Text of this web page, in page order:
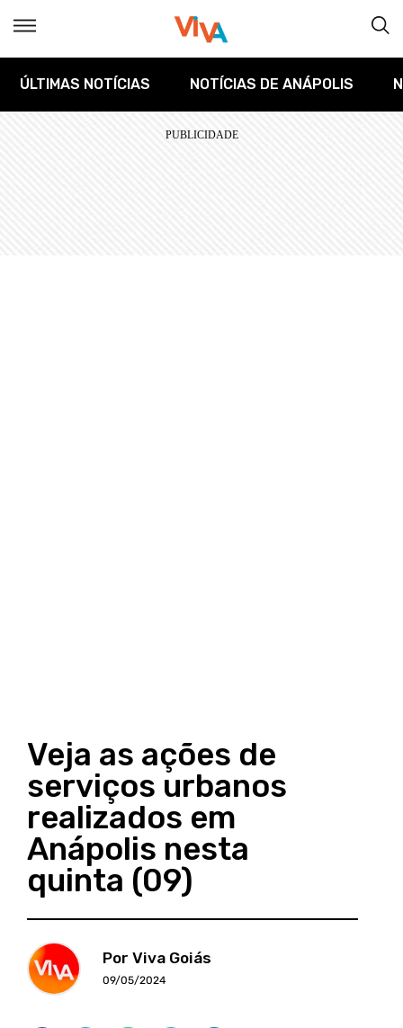
ÚLTIMAS NOTÍCIAS NOTÍCIAS DE ANÁPOLIS
Veja as ações de
serviços urbanos
realizados em
Anápolis nesta
quinta (09)
Por Viva Goiás
09/05/2024